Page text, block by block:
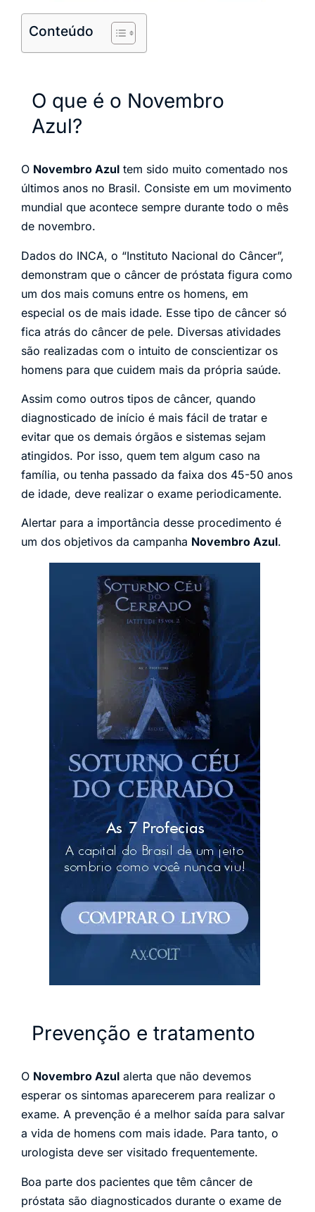
Conteúdo
O que é o Novembro
Azul?
O Novembro Azul tem sido muito comentado nos
últimos anos no Brasil. Consiste em um movimento
mundial que acontece sempre durante todo o mês
de novembro.
Dados do INCA, o “Instituto Nacional do Câncer”,
demonstram que o câncer de próstata figura como
um dos mais comuns entre os homens, em
especial os de mais idade. Esse tipo de câncer só
fica atrás do câncer de pele. Diversas atividades
são realizadas com o intuito de conscientizar os
homens para que cuidem mais da própria saúde.
Assim como outros tipos de câncer, quando
diagnosticado de início é mais fácil de tratar e
evitar que os demais órgãos e sistemas sejam
atingidos. Por isso, quem tem algum caso na
família, ou tenha passado da faixa dos 45-50 anos
de idade, deve realizar o exame periodicamente.
Alertar para a importância desse procedimento é
um dos objetivos da campanha Novembro Azul.
Prevenção e tratamento
O Novembro Azul alerta que não devemos
esperar os sintomas aparecerem para realizar o
exame. A prevenção é a melhor saída para salvar
a vida de homens com mais idade. Para tanto, o
urologista deve ser visitado frequentemente.
Boa parte dos pacientes que têm câncer de
próstata são diagnosticados durante o exame de